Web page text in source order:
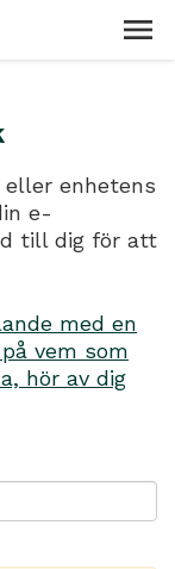
enhetens
e-
till dig för att
med en
vem som
hör av dig